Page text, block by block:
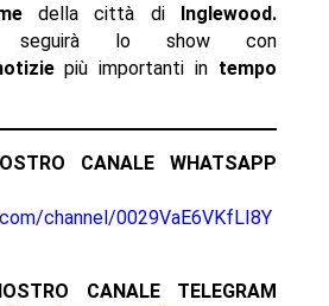
della città di Inglewood.
lo show con
più importanti in tempo
CANALE WHATSAPP
channel/0029VaE6VKfLI8Y
CANALE TELEGRAM